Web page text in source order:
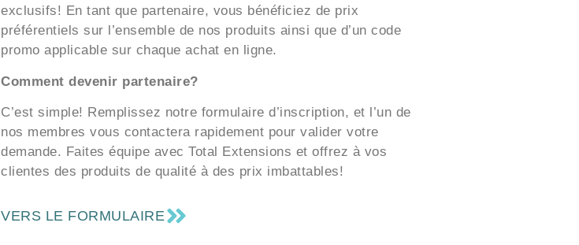
exclusifs! En tant que partenaire, vous bénéficiez de prix
préférentiels sur l’ensemble de nos produits ainsi que d’un code
promo applicable sur chaque achat en ligne.
Comment devenir partenaire?
C’est simple! Remplissez notre formulaire d’inscription, et l’un de
nos membres vous contactera rapidement pour valider votre
demande. Faites équipe avec Total Extensions et offrez à vos
clientes des produits de qualité à des prix imbattables!
VERS LE FORMULAIRE